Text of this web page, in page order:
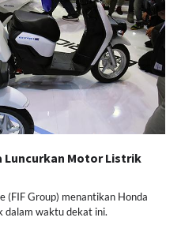
Luncurkan Motor Listrik
(FIF Group) menantikan Honda
dalam waktu dekat ini.